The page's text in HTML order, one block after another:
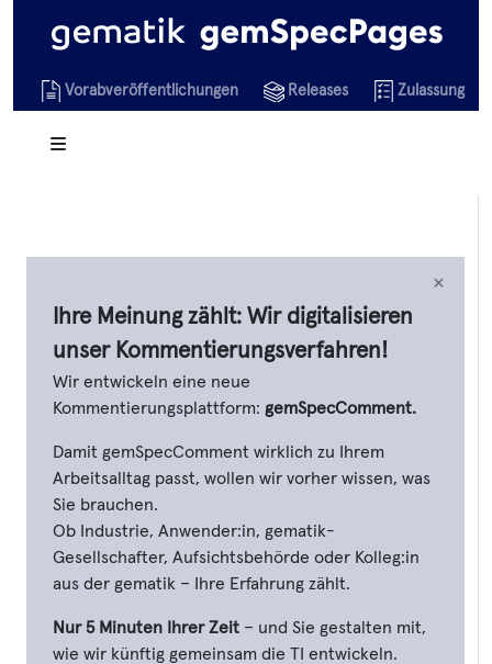
Vorabveröffentlichungen Releases
×
Ihre Meinung zählt: Wir digitalisieren
unser Kommentierungsverfahren!
Wir entwickeln eine neue
Kommentierungsplattform: gemSpecComment.
Damit gemSpecComment wirklich zu Ihrem
Arbeitsalltag passt, wollen wir vorher wissen, was
Sie brauchen.
Ob Industrie, Anwender:in, gematik-
Gesellschafter, Aufsichtsbehörde oder Kolleg:in
aus der gematik – Ihre Erfahrung zählt.
Nur 5 Minuten Ihrer Zeit – und Sie gestalten mit,
wie wir künftig gemeinsam die TI entwickeln.